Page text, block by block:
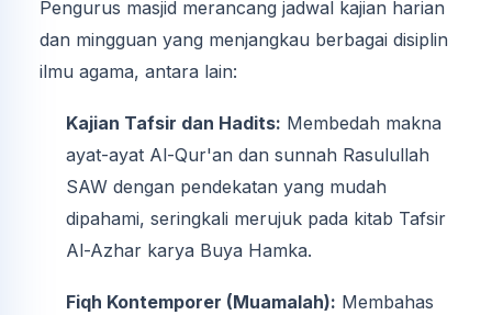
Pengurus masjid merancang jadwal kajian harian
dan mingguan yang menjangkau berbagai disiplin
ilmu agama, antara lain:
Kajian Tafsir dan Hadits: Membedah makna
ayat-ayat Al-Qur'an dan sunnah Rasulullah
SAW dengan pendekatan yang mudah
dipahami, seringkali merujuk pada kitab Tafsir
Al-Azhar karya Buya Hamka.
Fiqh Kontemporer (Muamalah): Membahas